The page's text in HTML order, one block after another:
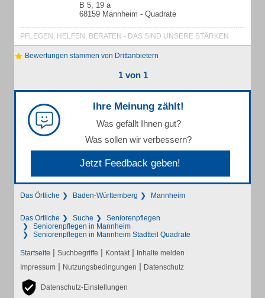
B 5, 19 a
68159 Mannheim - Quadrate
PFLEGEN, HELFEN, BERATEN - DAS SIND UNSERE STÄRKEN
Bewertungen stammen von Drittanbietern
1 von 1
Ihre Meinung zählt!
Was gefällt Ihnen gut?
Was sollen wir verbessern?
Jetzt Feedback geben!
Das Örtliche Baden-Württemberg Mannheim
Das Örtliche Suche
Seniorenpflegen
Seniorenpflegen in Mannheim
Seniorenpflegen in Mannheim Stadtteil Quadrate
Startseite | Suchbegriffe | Kontakt | Inhalte melden
Impressum | Nutzungsbedingungen | Datenschutz
Datenschutz-Einstellungen